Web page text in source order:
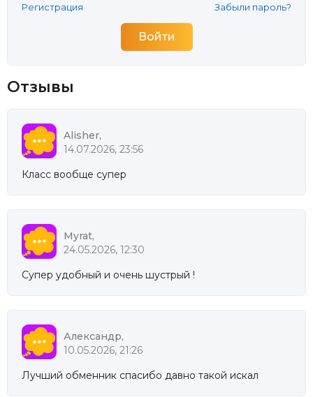
Регистрация Забыли пароль?
Отзывы
Alisher,
14.07.2026, 23:56
Класс вообще супер
Myrat,
24.05.2026, 12:30
Супер удобный и очень шустрый !
Александр,
10.05.2026, 21:26
Лучший обменник спасибо давно такой искал